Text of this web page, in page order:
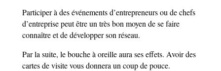
Participer à des événements d’entrepreneurs ou de chefs
d’entreprise peut être un très bon moyen de se faire
connaître et de développer son réseau.
Par la suite, le bouche à oreille aura ses effets. Avoir des
cartes de visite vous donnera un coup de pouce.